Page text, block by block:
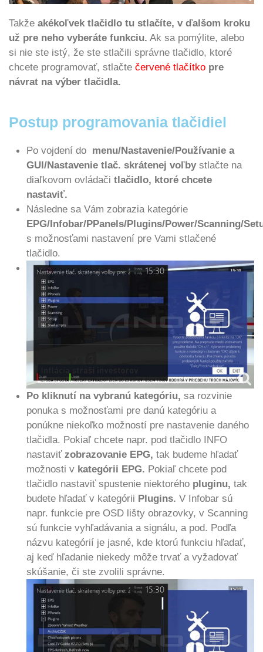
Takže akékoľvek tlačidlo tu stlačíte, v ďalšom kroku
už pre neho vyberáte funkciu. Ak sa pomýlite, alebo
si nie ste istý, že ste stlačili správne tlačidlo, ktoré
chcete programovať, stlačte červené tlačítko pre
návrat na výber tlačidla.
Postup programovania tlačidiel
Po vojdení do menu/Nastavenie/Používanie a
GUI/Nastavenie tlač. skrátenej voľbystlačte na
diaľkovom ovládači tlačidlo, ktoré chcete
nastaviť.
Následne sa Vám zobrazia kategórie
EPG/Infobar/PPanels/Plugins/Power/Scanning/
s možnosťami nastavení pre Vami stlačené
tlačidlo.
Po kliknutí na vybranú kategóriu, sa rozvinie
ponuka s možnosťami pre danú kategóriu a
ponúkne niekoľko možností pre nastavenie daného
tlačidla. Pokiaľ chcete napr. pod tlačidlo INFO
nastaviťzobrazovanie EPG, tak budeme hľadať
možnosti v kategórii EPG. Pokiaľ chcete pod
tlačidlo nastaviť spustenie niektorého pluginu, tak
budete hľadať v kategórii Plugins. V Infobar sú
napr. funkcie pre OSD lišty obrazovky, v Scanning
sú funkcie vyhľadávania a signálu, a pod. Podľa
názvu kategórií je jasné, kde ktorú funkciu hľadať,
aj keď hľadanie niekedy môže trvať a vyžadovať
skúšanie, či ste zvolili správne.